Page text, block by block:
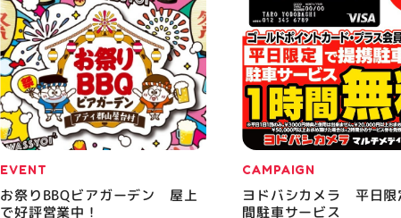
EVENT
お祭りBBQビアガーデン 屋上
で好評営業中！
CAMPAIGN
ヨドバシカメラ 平日限
間駐車サービス